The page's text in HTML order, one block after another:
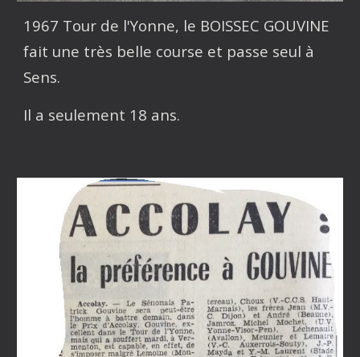
1967 Tour de l'Yonne, le BOISSEC GOUVINE
fait une très belle course et passe seul à
Sens.
Il a seulement 18 ans.